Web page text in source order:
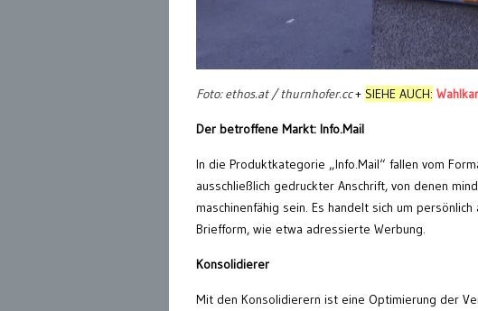
Foto: ethos.at / thurnhofer.cc+ SIEHE AUCH:
Der betroffene Markt: Info.Mail
In die Produktkategorie „Info.Mail“ fallen vom
ausschließlich gedruckter Anschrift, von denen
maschinenfähig sein. Es handelt sich um
Briefform, wie etwa adressierte Werbung.
Konsolidierer
Mit den Konsolidierern ist eine Optimierung der